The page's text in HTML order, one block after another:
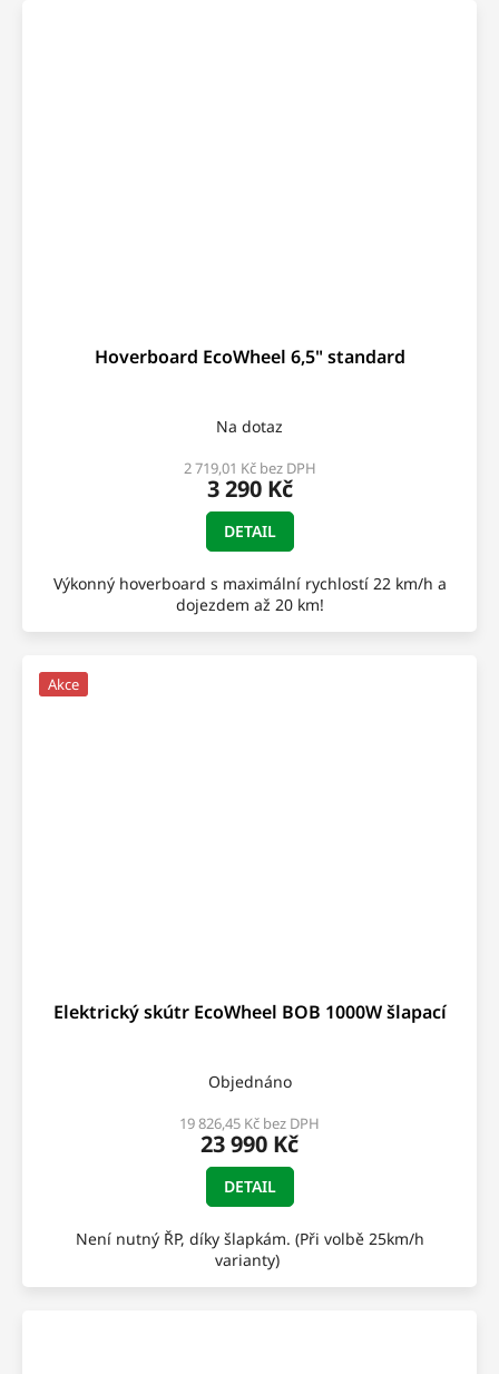
Hoverboard EcoWheel 6,5" standard
Na dotaz
2 719,01 Kč bez DPH
3 290 Kč
DETAIL
Výkonný hoverboard s maximální rychlostí 22 km/h a
dojezdem až 20 km!
Akce
Elektrický skútr EcoWheel BOB 1000W šlapací
Objednáno
19 826,45 Kč bez DPH
23 990 Kč
DETAIL
Není nutný ŘP, díky šlapkám. (Při volbě 25km/h
varianty)